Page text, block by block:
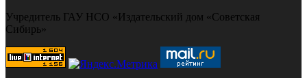
Учредитель ГАУ НСО «Издательский дом «Советская
Сибирь»